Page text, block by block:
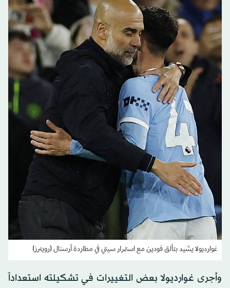
غوارديولا يشيد بتألق فودين مع استمرار سيتي في مطاردة آرسنال (رويترز)
وأجرى غوارديولا بعض التغييرات في تشكيلته استعداداً